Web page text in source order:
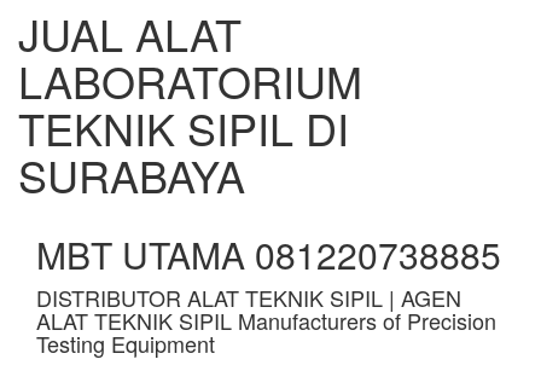
JUAL ALAT
LABORATORIUM
TEKNIK SIPIL DI
SURABAYA
MBT UTAMA 081220738885
DISTRIBUTOR ALAT TEKNIK SIPIL | AGEN
ALAT TEKNIK SIPIL Manufacturers of Precision
Testing Equipment